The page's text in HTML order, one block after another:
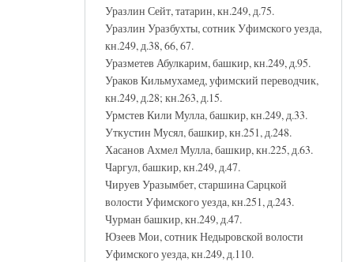
Уразлин Сейт, татарин, кн.249, д.75.
Уразлин Уразбухты, сотник Уфимского уезда,
кн.249, д.38, 66, 67.
Уразметев Абулкарим, башкир, кн.249, д.95.
Ураков Кильмухамед, уфимский переводчик,
кн.249, д.28; кн.263, д.15.
Урмстев Кили Мулла, башкир, кн.249, д.33.
Уткустин Мусял, башкир, кн.251, д.248.
Хасанов Ахмел Мулла, башкир, кн.225, д.63.
Чаргул, башкир, кн.249, д.47.
Чируев Уразымбет, старшина Сарцкой
волости Уфимского уезда, кн.251, д.243.
Чурман башкир, кн.249, д.47.
Юзеев Мои, сотник Недыровской волости
Уфимского уезда, кн.249, д.110.